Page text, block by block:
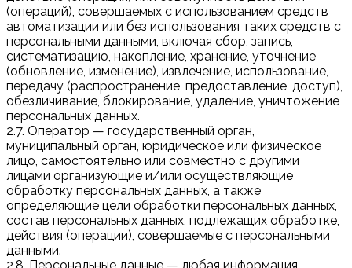
(операций), совершаемых с использованием средств
автоматизации или без использования таких средств с
персональными данными, включая сбор, запись,
систематизацию, накопление, хранение, уточнение
(обновление, изменение), извлечение, использование,
передачу (распространение, предоставление, доступ),
обезличивание, блокирование, удаление, уничтожение
персональных данных.
2.7. Оператор — государственный орган,
муниципальный орган, юридическое или физическое
лицо, самостоятельно или совместно с другими
лицами организующие и/или осуществляющие
обработку персональных данных, а также
определяющие цели обработки персональных данных,
состав персональных данных, подлежащих обработке,
действия (операции), совершаемые с персональными
данными.